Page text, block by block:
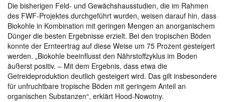
Die bisherigen Feld- und Gewächshausstudien, die im Rahmen
des FWF-Projektes durchgeführt wurden, weisen darauf hin, dass
Biokohle in Kombination mit geringen Mengen an anorganischem
Dünger die besten Ergebnisse erzielt. Bei den tropischen Böden
konnte der Ernteertrag auf diese Weise um 75 Prozent gesteigert
werden. „Biokohle beeinflusst den Nährstoffzyklus im Boden
äußerst positiv. – Mit dem Ergebnis, dass etwa die
Getreideproduktion deutlich gesteigert wird. Das gilt insbesondere
für unfruchtbare tropische Böden mit geringem Anteil an
organischen Substanzen“, erklärt Hood-Nowotny.